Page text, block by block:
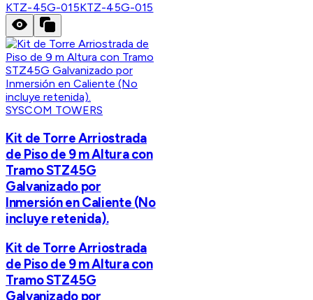
KTZ-45G-015KTZ-45G-015
SYSCOM TOWERS
Kit de Torre Arriostrada
de Piso de 9 m Altura con
Tramo STZ45G
Galvanizado por
Inmersión en Caliente (No
incluye retenida).
Kit de Torre Arriostrada
de Piso de 9 m Altura con
Tramo STZ45G
Galvanizado por